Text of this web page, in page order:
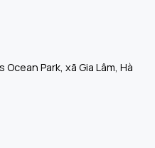
Park, xã Gia Lâm, Hà